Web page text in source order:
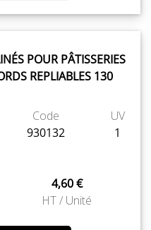
POUR PÂTISSERIES
REPLIABLES 130
Code
930132
UV
1
4,60 €
HT / Unité